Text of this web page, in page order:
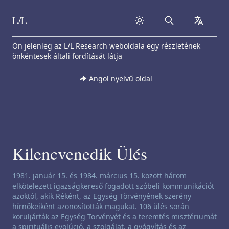
Skip to content
L/L Search
Ön jelenleg az L/L Research weboldala egy részletének
önkéntesek általi fordítását látja
Angol nyelvű oldal
Kilencvenedik Ülés
Csatornázási nyilatkozat:
1981. január 15. és 1984. március 15. között három
elkötelezett igazságkereső fogadott szóbeli kommunikációt
azoktól, akik Réként, az Egység Törvényének szerény
hírnökeiként azonosították magukat. 106 ülés során
körüljárták az Egység Törvényét és a teremtés misztériumát
a spirituális evolúció, a szolgálat, a gyógyítás és az